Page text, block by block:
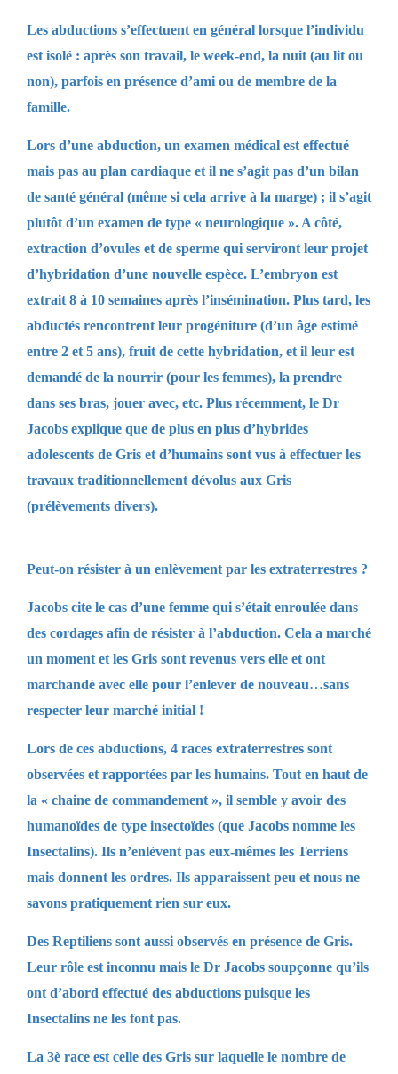
Les abductions s’effectuent en général lorsque l’individu
est isolé : après son travail, le week-end, la nuit (au lit ou
non), parfois en présence d’ami ou de membre de la
famille.
Lors d’une abduction, un examen médical est effectué
mais pas au plan cardiaque et il ne s’agit pas d’un bilan
de santé général (même si cela arrive à la marge) ; il s’agit
plutôt d’un examen de type « neurologique ». A côté,
extraction d’ovules et de sperme qui serviront leur projet
d’hybridation d’une nouvelle espèce. L’embryon est
extrait 8 à 10 semaines après l’insémination. Plus tard, les
abductés rencontrent leur progéniture (d’un âge estimé
entre 2 et 5 ans), fruit de cette hybridation, et il leur est
demandé de la nourrir (pour les femmes), la prendre
dans ses bras, jouer avec, etc. Plus récemment, le Dr
Jacobs explique que de plus en plus d’hybrides
adolescents de Gris et d’humains sont vus à effectuer les
travaux traditionnellement dévolus aux Gris
(prélèvements divers).
Peut-on résister à un enlèvement par les extraterrestres ?
Jacobs cite le cas d’une femme qui s’était enroulée dans
des cordages afin de résister à l’abduction. Cela a marché
un moment et les Gris sont revenus vers elle et ont
marchandé avec elle pour l’enlever de nouveau…sans
respecter leur marché initial !
Lors de ces abductions, 4 races extraterrestres sont
observées et rapportées par les humains. Tout en haut de
la « chaine de commandement », il semble y avoir des
humanoïdes de type insectoïdes (que Jacobs nomme les
Insectalins). Ils n’enlèvent pas eux-mêmes les Terriens
mais donnent les ordres. Ils apparaissent peu et nous ne
savons pratiquement rien sur eux.
Des Reptiliens sont aussi observés en présence de Gris.
Leur rôle est inconnu mais le Dr Jacobs soupçonne qu’ils
ont d’abord effectué des abductions puisque les
Insectalins ne les font pas.
La 3è race est celle des Gris sur laquelle le nombre de